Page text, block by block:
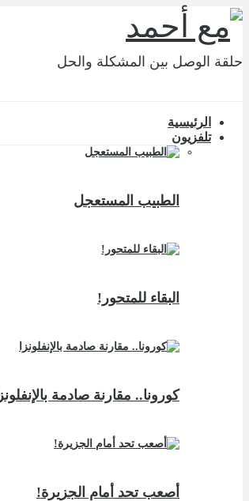
حلقة الوصل بين المشكلة والحل
الرئيسية
تلفزيون
الطبيب المستعجل
البقاء للمتحور!
كورونا.. مقارنة صادمة بالإنفلونزا
أصعب تحد أمام الجزيرة!